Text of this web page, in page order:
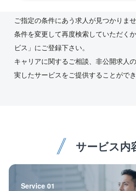
ご指定の条件にあう求人が見つかりませ
条件を変更して再度検索していただく
ビス」にご登録下さい。
キャリアに関するご相談、非公開求人
実したサービスをご提供することができ
サービス内
Service 01